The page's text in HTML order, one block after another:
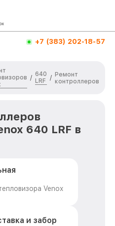
+7 (383) 202-18-57
/
640
LRF
/ Ремонт
контроллеров
640 LRF в
Venox
и забор